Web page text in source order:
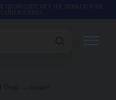
КАЗИНО.